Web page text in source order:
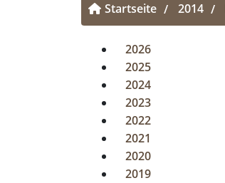
Startseite / 2014 /
2026
2025
2024
2023
2022
2021
2020
2019